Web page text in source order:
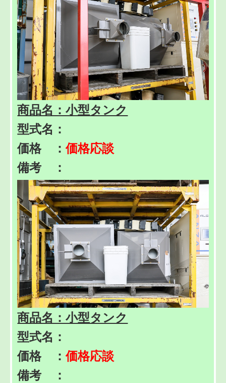
商品名：小型タンク
型式名：
価格 ：価格応談
備考 ：
商品名：小型タンク
型式名：
価格 ：価格応談
備考 ：